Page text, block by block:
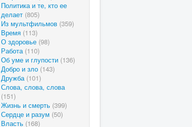
Политика и те, кто ее
делает (805)
Из мультфильмов (359)
Время (113)
О здоровье (98)
Работа (110)
Об уме и глупости (136)
Добро и зло (143)
Дружба (101)
Слова, слова, слова
(151)
Жизнь и смерть (399)
Сердце и разум (50)
Власть (168)